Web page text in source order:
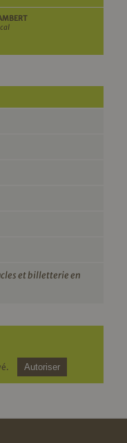
et billetterie en
Autoriser